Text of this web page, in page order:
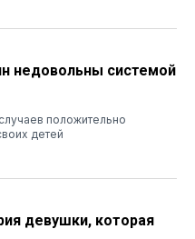
недовольны системой
положительно
детей
девушки, которая